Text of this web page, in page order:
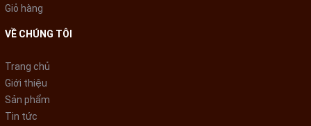
Hấp thụ nhiệt tốt, tỏa nhiệt đều
Chất liệu nhôm kết hợp với đáy từ cao cấp giúp dẫn nhiệt
Giỏ hàng
VỀ CHÚNG TÔI
Trang chủ
Giới thiệu
Sản phẩm
Tin tức